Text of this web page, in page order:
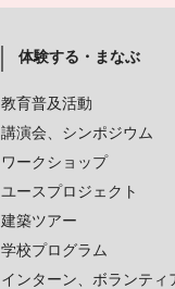
体験する・まなぶ
教育普及活動
講演会、シンポジウム
ワークショップ
ユースプロジェクト
建築ツアー
学校プログラム
インターン、ボランティ